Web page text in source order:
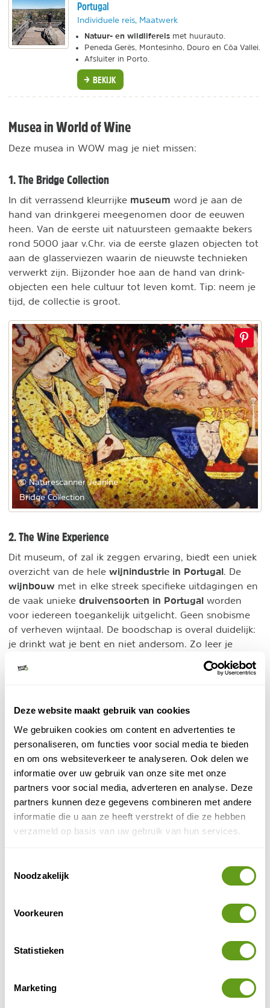
Deze website maakt gebruik van cookies
We gebruiken cookies om content en advertenties te
personaliseren, om functies voor social media te bieden
en om ons websiteverkeer te analyseren. Ook delen we
informatie over uw gebruik van onze site met onze
partners voor social media, adverteren en analyse. Deze
partners kunnen deze gegevens combineren met andere
informatie die u aan ze heeft verstrekt of die ze hebben
verzameld op basis van uw gebruik van hun services.
Noodzakelijk
Voorkeuren
Statistieken
Marketing
Portugal
Individuele reis, Maatwerk
Natuur- en wildlifereis met huurauto.
Peneda Gerês, Montesinho, Douro en Côa Vallei.
Afsluiter in Porto.
BEKIJK
Musea in World of Wine
Deze musea in WOW mag je niet missen:
1. The Bridge Collection
In dit verrassend kleurrijke museum word je aan de
hand van drinkgerei meegenomen door de eeuwen
heen. Van de eerste uit natuursteen gemaakte bekers
rond 5000 jaar v.Chr. via de eerste glazen objecten tot
aan de glasserviezen waarin de nieuwste technieken
verwerkt zijn. Bijzonder hoe aan de hand van drink-
objecten een hele cultuur tot leven komt. Tip: neem je
tijd, de collectie is groot.
© Naturescanner Jeanine
Bridge Collection
2. The Wine Experience
Dit museum, of zal ik zeggen ervaring, biedt een uniek
overzicht van de hele wijnindustrie in Portugal . De
wijnbouw met in elke streek specifieke uitdagingen en
de vaak unieke druivensoorten in Portugal worden
voor iedereen toegankelijk uitgelicht. Geen snobisme
of verheven wijntaal. De boodschap is overal duidelijk:
je drinkt wat je bent en niet andersom. Zo leer je
ontdekken dat je smaak breder is dan je dacht? Je
3. De wijnschool in Porto
De school biedt WSET-gecertificeerde trainingen aan
professionals uit de omgeving. WOW realiseert zich
dat naast goede wijnen, professionele kennis de sleutel
is om de wereld verder te ontsluiten voor Portugese
wijnen. Ook als bezoeker kun je hier een workshop